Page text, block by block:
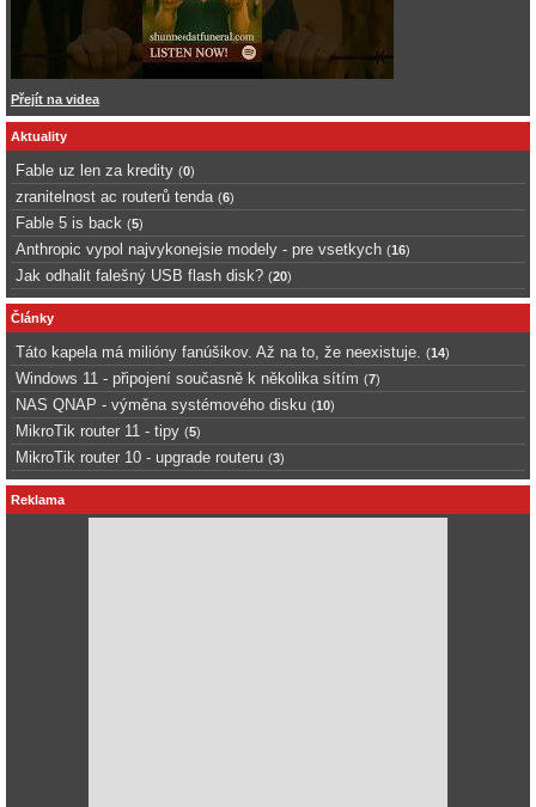
Přejít na videa
Aktuality
Fable uz len za kredity (0)
zranitelnost ac routerů tenda (6)
Fable 5 is back (5)
Anthropic vypol najvykonejsie modely - pre vsetkych (16)
Jak odhalit falešný USB flash disk? (20)
Články
Táto kapela má milióny fanúšikov. Až na to, že neexistuje. (14)
Windows 11 - připojení současně k několika sítím (7)
NAS QNAP - výměna systémového disku (10)
MikroTik router 11 - tipy (5)
MikroTik router 10 - upgrade routeru (3)
Reklama